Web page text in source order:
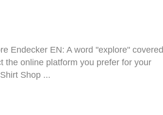
Endecker EN: A word "explore" covered
the online platform you prefer for your
Shop ...